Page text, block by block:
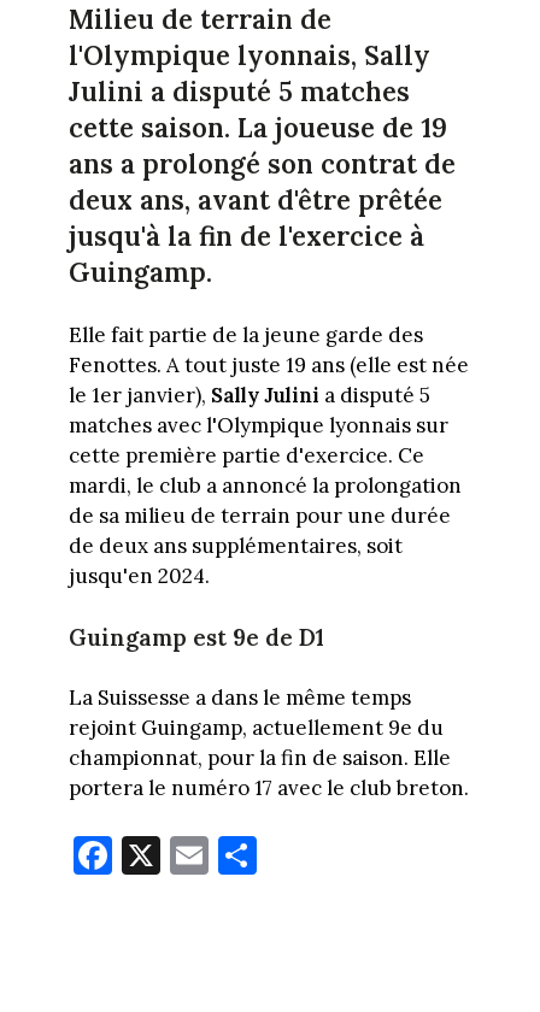
Milieu de terrain de
l'Olympique lyonnais, Sally
Julini a disputé 5 matches
cette saison. La joueuse de 19
ans a prolongé son contrat de
deux ans, avant d'être prêtée
jusqu'à la fin de l'exercice à
Guingamp.
Elle fait partie de la jeune garde des
Fenottes. A tout juste 19 ans (elle est née
le 1er janvier), Sally Julini a disputé 5
matches avec l'Olympique lyonnais sur
cette première partie d'exercice. Ce
mardi, le club a annoncé la prolongation
de sa milieu de terrain pour une durée
de deux ans supplémentaires, soit
jusqu'en 2024.
Guingamp est 9e de D1
La Suissesse a dans le même temps
rejoint Guingamp, actuellement 9e du
championnat, pour la fin de saison. Elle
portera le numéro 17 avec le club breton.
Fa
ce
X E
m
Pa
rt